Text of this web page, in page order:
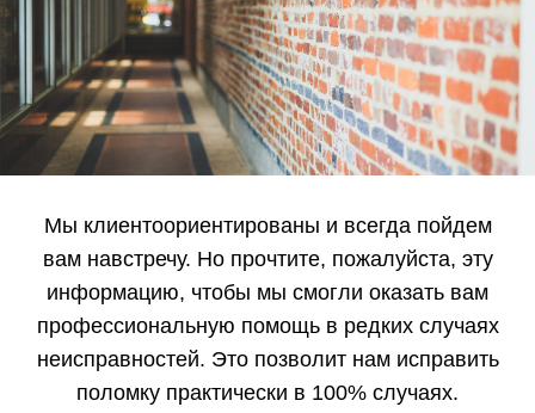
Мы клиентоориентированы и всегда пойдем
вам навстречу. Но прочтите, пожалуйста, эту
информацию, чтобы мы смогли оказать вам
профессиональную помощь в редких случаях
неисправностей. Это позволит нам исправить
поломку практически в 100% случаях.